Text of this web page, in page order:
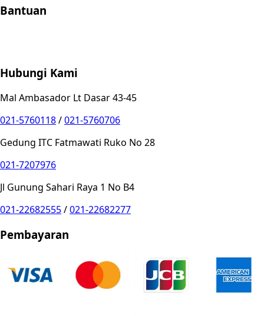
Bantuan
Hubungi Kami
Mal Ambasador Lt Dasar 43-45
021-5760118/021-5760706
Gedung ITC Fatmawati Ruko No 28
021-7207976
Jl Gunung Sahari Raya 1 No B4
021-22682555/021-22682277
Pembayaran